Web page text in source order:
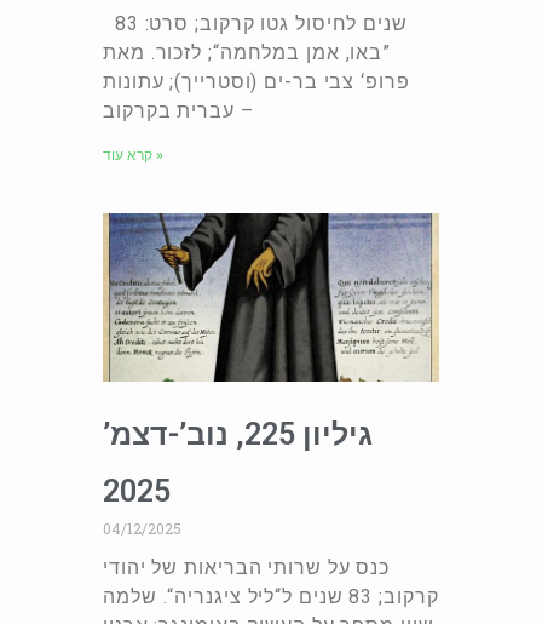
83 שנים לחיסול גטו קרקוב; סרט:
”באו, אמן במלחמה“; לזכור. מאת
פרופ‘ צבי בר-ים (וסטרייך); עתונות
עברית בקרקוב –
קרא עוד »
גיליון 225, נוב’-דצמ’
2025
04/12/2025
כנס על שרותי הבריאות של יהודי
קרקוב; 83 שנים ל“ליל ציגנריה“. שלמה